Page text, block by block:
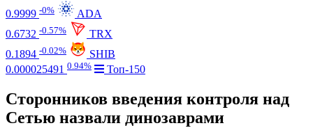
0.9999 -0%
ADA
0.6732 -0.57%
TRX
0.1894 -0.02%
SHIB
0.000025491 0.94% Топ-150
Сторонников введения контроля над
Сетью назвали динозаврами